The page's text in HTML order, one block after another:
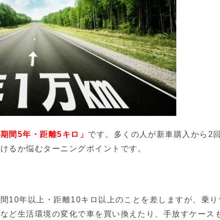
間5年・距離5キロ」 です。多くの人が新車購入から2
るか悩むターニングポイントです。
10年以上・距離10キロ以上のことを差しますが、乗り
ど生活環境の変化で車を買い換えたり、手放すケース